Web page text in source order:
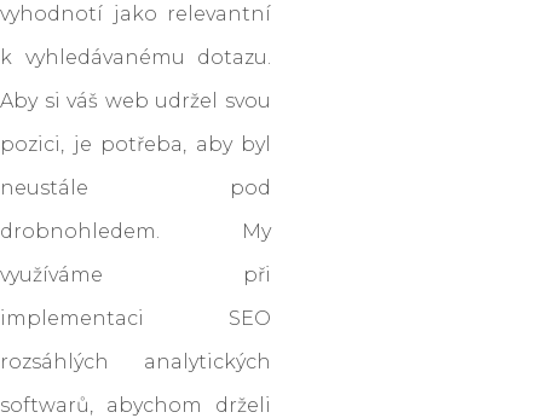
vyhodnotí jako relevantní
k vyhledávanému dotazu.
Aby si váš web udržel svou
pozici, je potřeba, aby byl
neustále pod
drobnohledem. My
využíváme při
implementaci SEO
rozsáhlých analytických
softwarů, abychom drželi